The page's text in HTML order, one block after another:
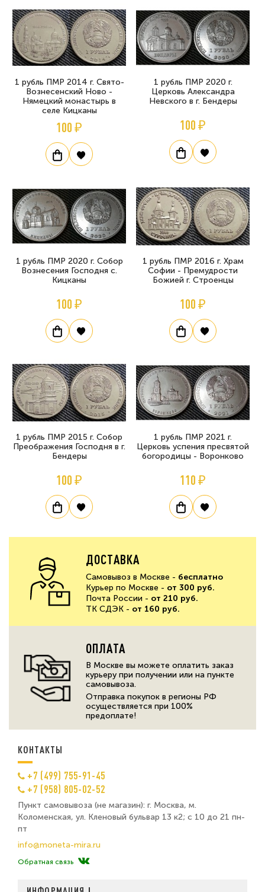
1 рубль ПМР 2014 г. Свято-
Вознесенский Ново -
Нямецкий монастырь в
селе Кицканы
100 ₽
1 рубль ПМР 2020 г.
Церковь Александра
Невского в г. Бендеры
100 ₽
1 рубль ПМР 2020 г. Собор
Вознесения Господня с.
Кицканы
100 ₽
1 рубль ПМР 2016 г. Храм
Софии - Премудрости
Божией г. Строенцы
100 ₽
1 рубль ПМР 2015 г. Собор
Преображения Господня в г.
Бендеры
100 ₽
1 рубль ПМР 2021 г.
Церковь успения пресвятой
богородицы - Воронково
110 ₽
ДОСТАВКА
Самовывоз в Москве - бесплатно
Курьер по Москве - от 300 руб.
Почта России - от 210 руб.
ТК СДЭК - от 160 руб.
ОПЛАТА
В Москве вы можете оплатить заказ
курьеру при получении или на пункте
самовывоза.
Отправка покупок в регионы РФ
осуществляется при 100%
предоплате!
КОНТАКТЫ
+7 (499) 755-91-45
+7 (958) 805-02-52
Пункт самовывоза (не магазин): г. Москва, м.
Коломенская, ул. Кленовый бульвар 13 к2; с 10 до 21 пн-
пт
info@moneta-mira.ru
Обратная связь